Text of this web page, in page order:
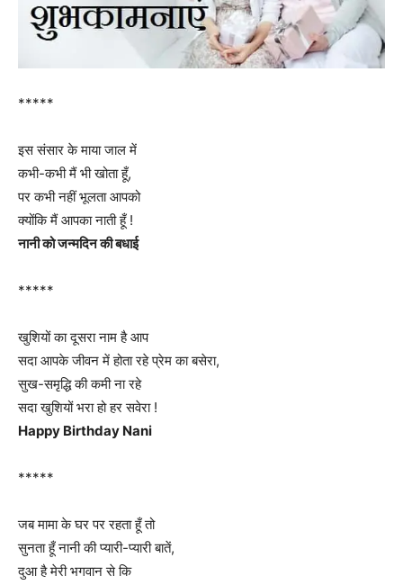
*****
इस संसार के माया जाल में
कभी-कभी मैं भी खोता हूँ,
पर कभी नहीं भूलता आपको
क्योंकि मैं आपका नाती हूँ !
नानी को जन्मदिन की बधाई
*****
खुशियों का दूसरा नाम है आप
सदा आपके जीवन में होता रहे प्रेम का बसेरा,
सुख-समृद्धि की कमी ना रहे
सदा खुशियों भरा हो हर सवेरा !
Happy Birthday Nani
*****
जब मामा के घर पर रहता हूँ तो
सुनता हूँ नानी की प्यारी-प्यारी बातें,
दुआ है मेरी भगवान से कि